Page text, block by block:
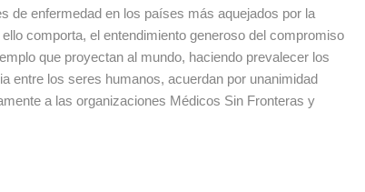
de enfermedad en los países más aquejados por la
comporta, el entendimiento generoso del compromiso
que proyectan al mundo, haciendo prevalecer los
entre los seres humanos, acuerdan por unanimidad
a las organizaciones Médicos Sin Fronteras y